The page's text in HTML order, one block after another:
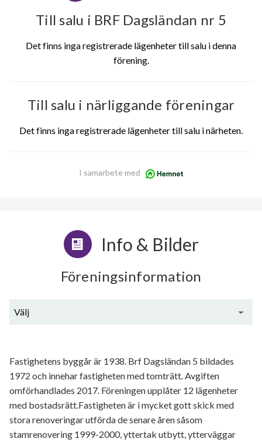
Till salu i BRF Dagsländan nr 5
Det finns inga registrerade lägenheter till salu i denna
förening.
Till salu i närliggande föreningar
Det finns inga registrerade lägenheter till salu i närheten.
I samarbete med
Info & Bilder
Föreningsinformation
Välj
Fastighetens byggår är 1938. Brf Dagsländan 5 bildades
1972 och innehar fastigheten med tomträtt. Avgiften
omförhandlades 2017. Föreningen upplåter 12 lägenheter
med bostadsrätt.Fastigheten är i mycket gott skick med
stora renoveringar utförda de senare åren såsom
stamrenovering 1999-2000, yttertak utbytt, ytterväggar